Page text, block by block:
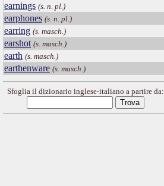
earnings (s. n. pl.)
earphones (s. n. pl.)
earring (s. masch.)
earshot (s. masch.)
earth (s. masch.)
earthenware (s. masch.)
Sfoglia il dizionario inglese-italiano a partire da: